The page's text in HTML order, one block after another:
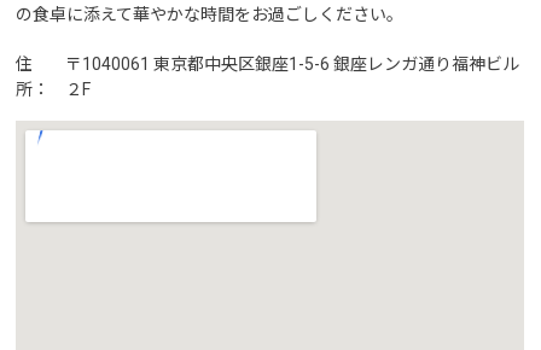
の食卓に添えて華やかな時間をお過ごしください。
住
所
〒1040061 東京都中央区銀座1-5-6 銀座レンガ通り福神ビル
２F